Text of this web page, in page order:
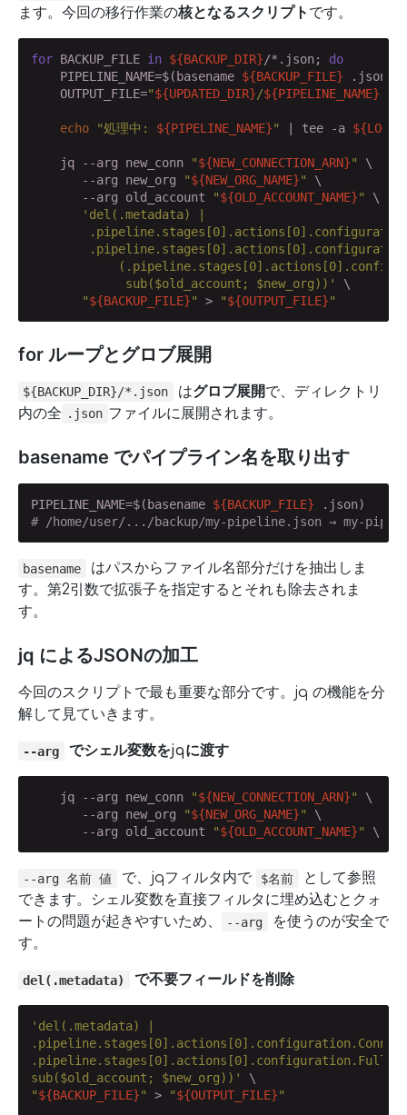
ます。今回の移行作業の核となるスクリプト です。
for BACKUP_FILE in ${BACKUP_DIR}/*.json; do
    PIPELINE_NAME=$(basename
${BACKUP_FILE} .json)
    OUTPUT_FILE=
"${UPDATED_DIR}/${PIPELINE_NAME}
echo "処理中: ${PIPELINE_NAME}" | tee -a
    jq --arg new_conn
"${NEW_CONNECTION_ARN}" \
       --arg new_org
"${NEW_ORG_NAME}" \
       --arg old_account
"${OLD_ACCOUNT_NAME}" \
'del(.metadata) |
             sub($old_account; $new_org))'
\
"${BACKUP_FILE}" > "${OUTPUT_FILE}"
for ループとグロブ展開
${BACKUP_DIR}/*.json はグロブ展開で、ディレクトリ
内の全 .json ファイルに展開されます。
basename でパイプライン名を取り出す
PIPELINE_NAME=$(basename ${BACKUP_FILE}
# /home/user/.../backup/my-pipeline.json → my-
basename
はパスからファイル名部分だけを抽出しま
す。第2引数で拡張子を指定するとそれも除去されま
す。
jq によるJSONの加工
今回のスクリプトで最も重要な部分です。jq の機能を分
解して見ていきます。
--arg でシェル変数をjqに渡す
    jq --arg new_conn
"${NEW_CONNECTION_ARN}" \
       --arg new_org
"${NEW_ORG_NAME}" \
       --arg old_account
"${OLD_ACCOUNT_NAME}" \
--arg 名前 値 で、jqフィルタ内で $名前
として参照
できます。シェル変数を直接フィルタに埋め込むとクォ
ートの問題が起きやすいため、
--arg
を使うのが安全で
す。
del(.metadata) で不要フィールドを削除
'del(.metadata) |
sub($old_account; $new_org))'
"${BACKUP_FILE}" > "${OUTPUT_FILE}"